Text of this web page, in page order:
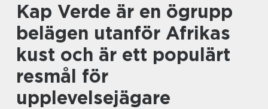
Kap Verde är en ögrupp
belägen utanför Afrikas
kust och är ett populärt
resmål för
upplevelsejägare